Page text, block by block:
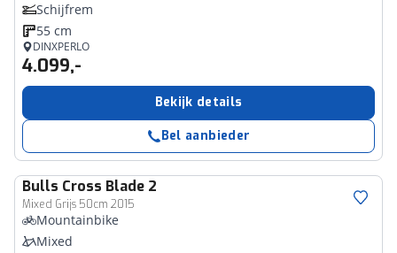
Schijfrem
55 cm
DINXPERLO
4.099,-
Bekijk details
Bel aanbieder
Bulls Cross Blade 2
Mixed Grijs 50cm 2015
Mountainbike
Mixed